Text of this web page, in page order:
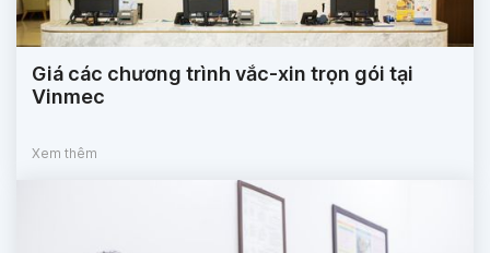
Giá các chương trình vắc-xin trọn gói tại
Vinmec
Xem thêm